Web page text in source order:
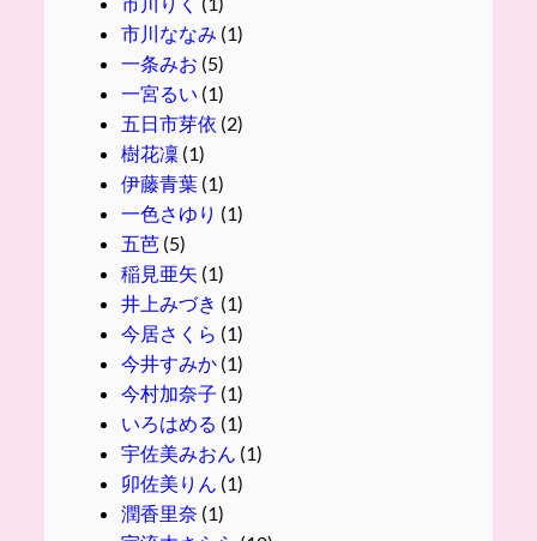
市川ななみ (1)
一条みお (5)
一宮るい (1)
五日市芽依 (2)
樹花凜(1)
伊藤青葉(1)
一色さゆり (1)
五芭(5)
稲見亜矢 (1)
井上みづき (1)
今居さくら (1)
今井すみか(1)
今村加奈子 (1)
いろはめる (1)
宇佐美みおん (1)
卯佐美りん (1)
潤香里奈 (1)